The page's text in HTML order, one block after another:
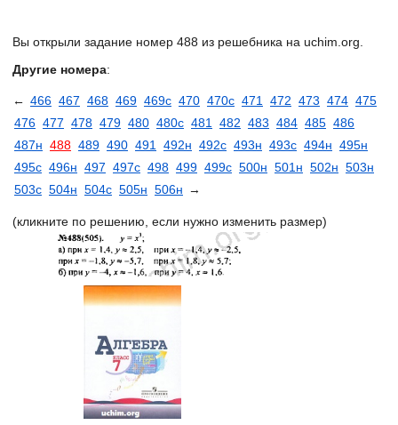
Вы открыли задание номер 488 из решебника на uchim.org.
Другие номера:
← 466 467 468 469 469с 470 470с 471 472 473 474 475
476 477 478 479 480 480с 481 482 483 484 485 486
487н 488 489 490 491 492н 492с 493н 493с 494н 495н
495с 496н 497 497с 498 499 499с 500н 501н 502н 503н
503с 504н 504с 505н 506н →
(кликните по решению, если нужно изменить размер)